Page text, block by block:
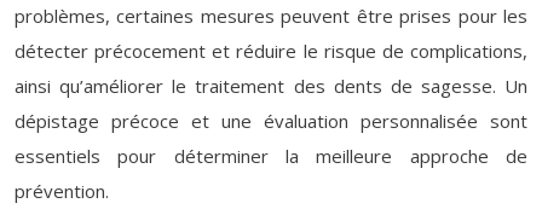
problèmes, certaines mesures peuvent être prises pour les
détecter précocement et réduire le risque de complications,
ainsi qu’améliorer le traitement des dents de sagesse. Un
dépistage précoce et une évaluation personnalisée sont
essentiels pour déterminer la meilleure approche de
prévention.